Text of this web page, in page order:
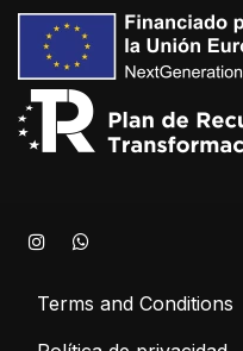
Terms and Conditions